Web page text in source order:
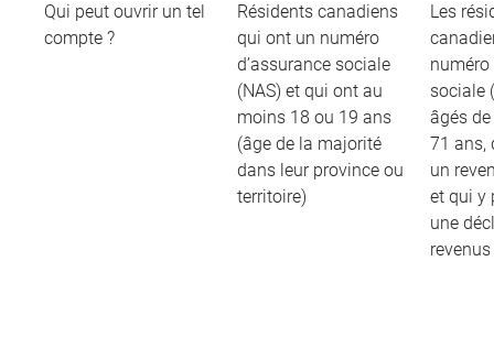
Qui peut ouvrir un tel
compte ?
Résidents canadiens
qui ont un numéro
d’assurance sociale
(NAS) et qui ont au
moins 18 ou 19 ans
(âge de la majorité
dans leur province ou
territoire)
Les
numéro
sociale
âgés
71 ans,
un
et qui y
une
revenus